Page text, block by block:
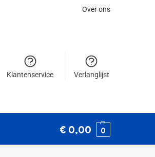
Over ons
Klantenservice Verlanglijst
€ 0,00 0